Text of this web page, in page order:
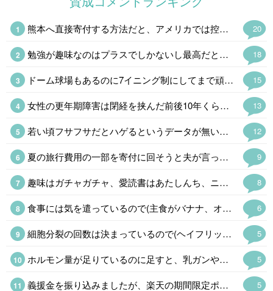
20
熊本へ直接寄付する方法だと、アメリカでは控除の対象にならない 泣 こっちからだとクレカで寄付するのが手数料取られないし一番簡単なんだけど、控除を受けたいから日本へ寄付する時はアメリカの赤十字を経由してる
18
勉強が趣味なのはプラスでしかないし最高だと思う 最近、勉強しない人はダメだと思う出来事が多くて、より強く思う 勉強しない人は努力しないから、だらしないし疲れる
15
ドーム球場もあるのに7イニング制にしてまで頑なに甲子園でやるのはたんに利用料がタダという理由らしい。ユニフォームが派手で学生野球らしくないと明治時代みたいなコト言ってた高野連もうまくやれんもんだ。
13
女性の更年期障害は閉経を挟んだ前後10年くらいだけど、男性はホルモンが減り続けるので区切りがないし、60代になって老年期だから大丈夫ということもないそうだ。(それくらいで発症する場合も多い) 問題は生活習慣病が悪化したり、フレイルの加速で足腰が怪しくなったり、認知症のリスクが上がるというのでかなり厄介である。男性の乳ガンより確率は高いんだからもっと知られるべきだと思う。
12
若い頃フサフサだとハゲるというデータが無いのは知っているんですが、長年理容室をやっている方は自信を持って言うんですよ。 現場の感覚は大事なので、あるかもしれないと思ってます。 あとは年配者による経験談ですね、若い頃毛量が多かった人ほどハゲていると言う人に沢山出会いました。 僕にとって体験談は貴重なデータですが、無関係だと思いたいw
9
夏の旅行費用の一部を寄付に回そうと夫が言ってくれて、振り込んでくれました。 家計管理は、しっかり者の夫が主導してくれてます、私は精神年齢小学生なのです😓💦
8
趣味はガチャガチャ、愛読書はあたしんち、ニンテンドーDS出る度に並んでます💦 精神年齢小学生です😓ハイ。 よく「若いね」と言われるけど「幼いね」を変換してるの気付いてます💦
6
食事には気を遣っているので(主食がバナナ、オートミール、全粒粉クラッカー、今の時期はトウモロコシも🌟)食生活には自信があるのですが、旅行で飲み食いしたり自分用お土産😂で2kg太ったのでダイエット中です。 普段の食生活に戻して、食後の血糖値急上昇を阻止する足踏み運動も始めました。 大体1kg落ちたので、あと半分頑張ります。
5
細胞分裂の回数は決まっているので(ヘイフリック限界)、もしかすると!と思ってAIに聞いてみました。 「若いうちに毛量が多いからといって毛根の細胞分裂の回数を早く消費するわけではないため、安心してください」と言われました😂
5
ホルモン量が足りているのに足すと、乳ガンや血栓のリスクが増したり、余計にホルモンバランスが崩れるので処方されなかったのは当然です😅 即効性を求めるならプラセンタ注射(48歳なら保険適応)がありますし、漢方薬もあります。 完全に情報不足です💧
5
義援金を振り込みましたが、楽天の期間限定ポイントがあったので、ポイントも少しだけ(金額はショボいので㊙️)にはなりますが寄付させて戴きました。 この暑さによる二次災害も心配ですが、支援物資の仕分けが追い付かず停止しているそうなので、今回はお金だけにしました👛 現地のボランティアの方にも頭が下がります。